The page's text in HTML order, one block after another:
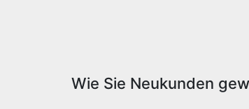
Wie Sie Neukunden